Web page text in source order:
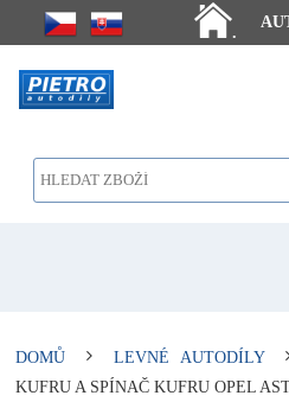
.
DOMŮ LEVNÉ AUTODÍLY
KUFRU A SPÍNAČ KUFRU OPEL